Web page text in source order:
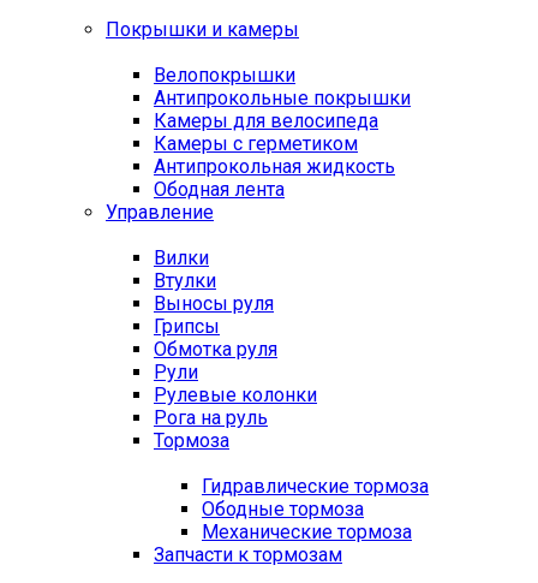
Покрышки и камеры
Велопокрышки
Антипрокольные покрышки
Камеры для велосипеда
Камеры с герметиком
Антипрокольная жидкость
Ободная лента
Управление
Вилки
Втулки
Выносы руля
Грипсы
Обмотка руля
Рули
Рулевые колонки
Рога на руль
Тормоза
Гидравлические тормоза
Ободные тормоза
Механические тормоза
Запчасти к тормозам